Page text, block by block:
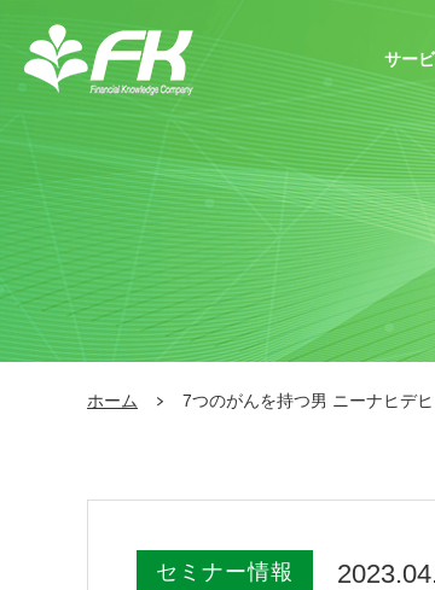
サー
ホーム 7つのがんを持つ男 ニーナヒデ
セミナー情報